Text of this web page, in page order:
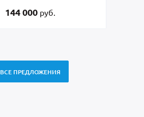
144 000 руб.
ВСЕ ПРЕДЛОЖЕНИЯ